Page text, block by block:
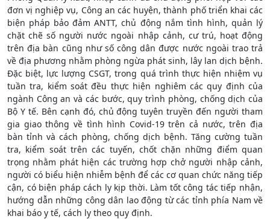
đơn vị nghiệp vụ, Công an các huyện, thành phố triển khai các
biện pháp bảo đảm ANTT, chủ động nắm tình hình, quản lý
chặt chẽ số người nước ngoài nhập cảnh, cư trú, hoạt động
trên địa bàn cũng như số công dân được nước ngoài trao trả
về địa phương nhằm phòng ngừa phát sinh, lây lan dịch bệnh.
Đặc biệt, lực lượng CSGT, trong quá trình thực hiện nhiệm vụ
tuần tra, kiểm soát đều thực hiện nghiêm các quy định của
ngành Công an và các bước, quy trình phòng, chống dịch của
Bộ Y tế. Bên cạnh đó, chủ động tuyên truyền đến người tham
gia giao thông về tình hình Covid-19 trên cả nước, trên địa
bàn tỉnh và cách phòng, chống dịch bệnh. Tăng cường tuần
tra, kiểm soát trên các tuyến, chốt chặn những điểm quan
trọng nhằm phát hiện các trường hợp chở người nhập cảnh,
người có biểu hiện nhiễm bệnh để các cơ quan chức năng tiếp
cận, có biện pháp cách ly kịp thời. Làm tốt công tác tiếp nhận,
hướng dẫn những công dân lao động từ các tỉnh phía Nam về
khai báo y tế, cách ly theo quy định.